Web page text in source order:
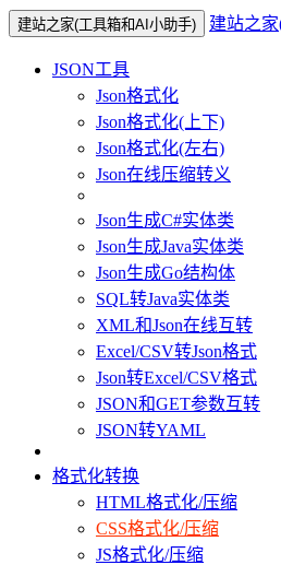
建站之家(工具箱和AI小助手) 建站之
JSON工具
Json格式化
Json格式化(上下)
Json格式化(左右)
Json在线压缩转义
Json生成C#实体类
Json生成Java实体类
Json生成Go结构体
SQL转Java实体类
XML和Json在线互转
Excel/CSV转Json格式
Json转Excel/CSV格式
JSON和GET参数互转
JSON转YAML
格式化转换
HTML格式化/压缩
CSS格式化/压缩
JS格式化/压缩